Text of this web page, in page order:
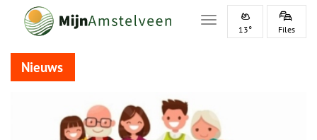
Toggle navigation
13° Files
Nieuws